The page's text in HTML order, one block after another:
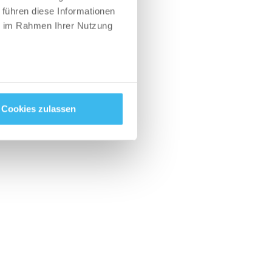
diese Informationen
Rahmen Ihrer Nutzung
Cookies zulassen
Die
und
Erbrechen und
sogar